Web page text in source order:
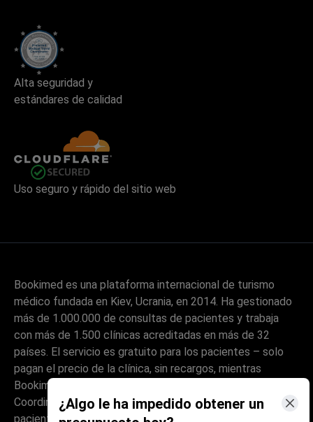
¿Algo le ha impedido obtener un
Alta seguridad y
estándares de calidad
Uso seguro y rápido del sitio web
Bookimed es una plataforma internacional de turismo
médico fundada en Kiev, Ucrania, en 2014. Ha gestionado
más de 1.000.000 de consultas de pacientes y trabaja
con más de 1.500 clínicas acreditadas en más de 32
países. El servicio es gratuito para los pacientes – solo
pagan el precio de la clínica, sin recargos, mientras
Bookimed obtiene su comisión de las clínicas.
Coordinadores con formación médica ayudan a los
pacientes a comparar clínicas y médicos verificados y los